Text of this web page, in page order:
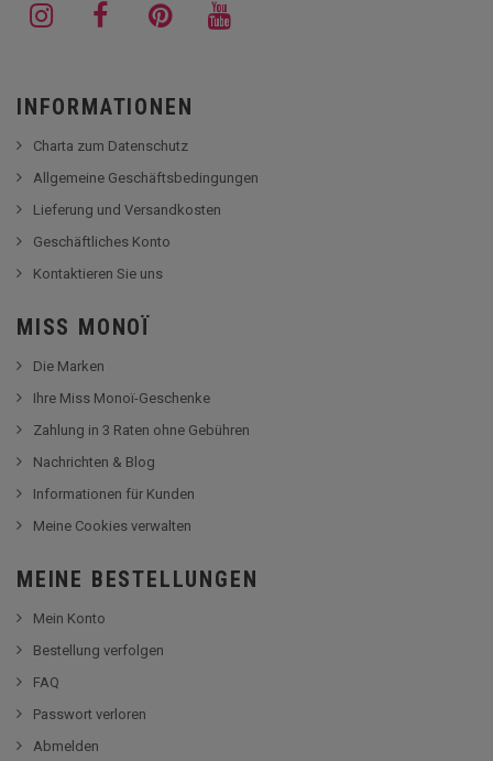
INFORMATIONEN
Charta zum Datenschutz
Allgemeine Geschäftsbedingungen
Lieferung und Versandkosten
Geschäftliches Konto
Kontaktieren Sie uns
MISS MONOÏ
Die Marken
Ihre Miss Monoï-Geschenke
Zahlung in 3 Raten ohne Gebühren
Nachrichten & Blog
Informationen für Kunden
Meine Cookies verwalten
MEINE BESTELLUNGEN
Mein Konto
Bestellung verfolgen
FAQ
Passwort verloren
Abmelden